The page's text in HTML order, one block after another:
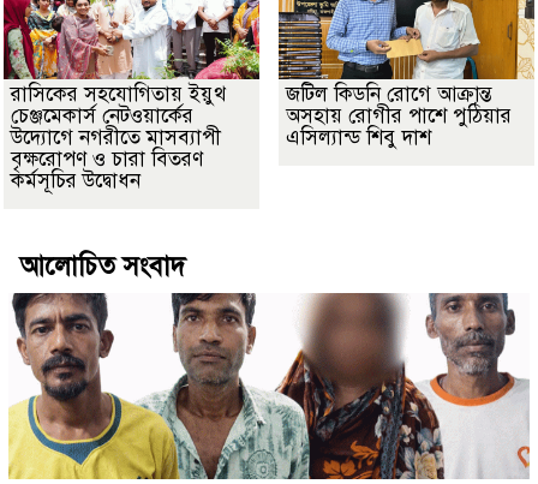
রাসিকের সহযোগিতায় ইয়ুথ
চেঞ্জমেকার্স নেটওয়ার্কের
উদ্যোগে নগরীতে মাসব্যাপী
বৃক্ষরোপণ ও চারা বিতরণ
কর্মসূচির উদ্বোধন
জটিল কিডনি রোগে আক্রান্ত
অসহায় রোগীর পাশে পুঠিয়ার
এসিল্যান্ড শিবু দাশ
আলোচিত সংবাদ